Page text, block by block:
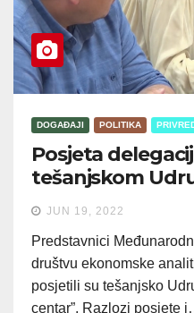
DOGAĐAJI POLITIKA
Posjeta
tešanjskom
JUN 19, 2022
Predstavnici
društvu ekonomske
posjetili su tešanjsko
centar”. Razlozi posjete